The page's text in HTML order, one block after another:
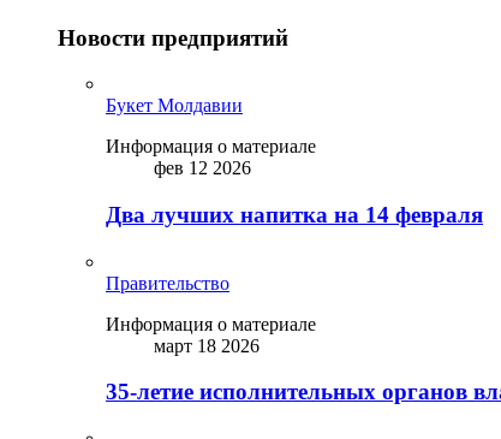
Новости предприятий
Букет Молдавии
Информация о материале
фев 12 2026
Два лучших напитка на 14 февраля
Правительство
Информация о материале
март 18 2026
35-летие исполнительных органов